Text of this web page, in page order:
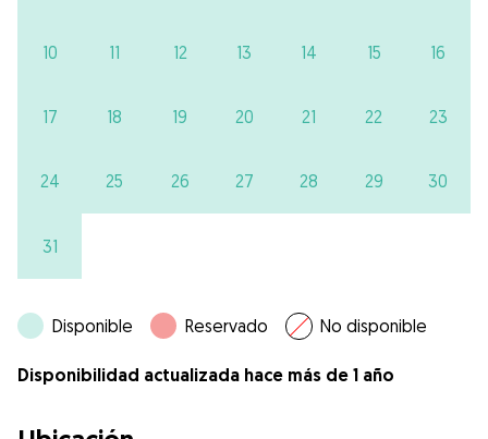
10 11 12 13 14 15 16
17 18 19 20 21 22 23
24 25 26 27 28 29 30
31
Disponible Reservado No disponible
Disponibilidad actualizada hace más de 1 año